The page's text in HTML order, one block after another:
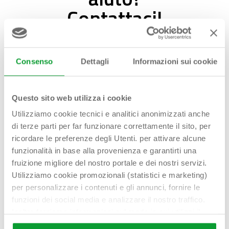
Consenso Dettagli Informazioni sui cookie
Questo sito web utilizza i cookie
Utilizziamo cookie tecnici e analitici anonimizzati anche
di terze parti per far funzionare correttamente il sito, per
ricordare le preferenze degli Utenti. per attivare alcune
funzionalità in base alla provenienza e garantirti una
fruizione migliore del nostro portale e dei nostri servizi.
Utilizziamo cookie promozionali (statistici e marketing)
per personalizzare i contenuti e gli annunci, fornire le
funzioni dei social media e analizzare il nostro traffico.
nostro sito ai nostri partner che si occupano di analisi dei
Contattaci!
First name - Last name*
Email address*
Telephone*